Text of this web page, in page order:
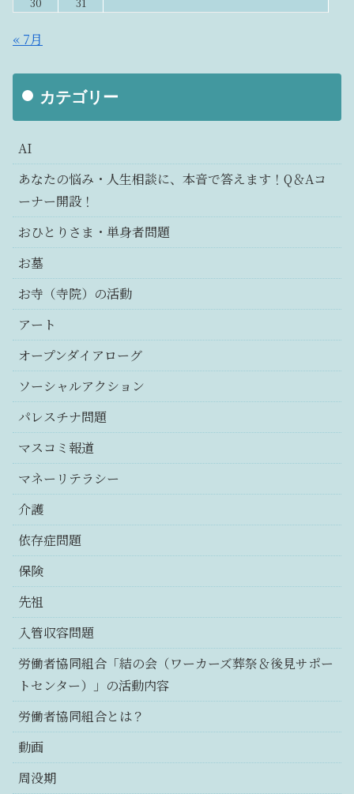
« 7月
カテゴリー
AI
あなたの悩み・人生相談に、本音で答えます！Q＆Aコ
ーナー開設！
おひとりさま・単身者問題
お墓
お寺（寺院）の活動
アート
オープンダイアローグ
ソーシャルアクション
パレスチナ問題
マスコミ報道
マネーリテラシー
介護
依存症問題
保険
先祖
入管収容問題
労働者協同組合「結の会（ワーカーズ葬祭＆後見サポー
トセンター）」の活動内容
労働者協同組合とは？
動画
周没期